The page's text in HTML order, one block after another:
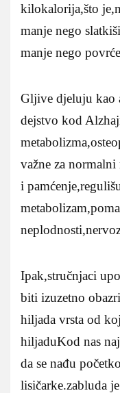
kilokalorija,što
manje nego
manje nego
Gljive djeluju kao
dejstvo kod
važne za
i
Ipak,stručnjaci
biti izuzetno
hiljada vrsta od
hiljaduKod nas
da se nađu
lisičarke.zabluda